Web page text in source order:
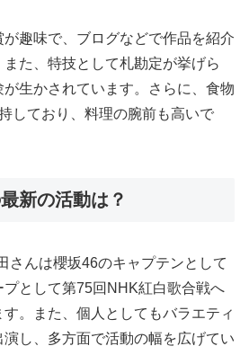
趣味で、ブログなどで作品を紹介
た、特技として札勘定が挙げら
生かされています。さらに、食物
しており、料理の腕前も高いで
新の活動は？
さんは櫻坂46のキャプテンとして
として第75回NHK紅白歌合戦へ
。また、個人としてもバラエティ
し、多方面で活動の幅を広げてい